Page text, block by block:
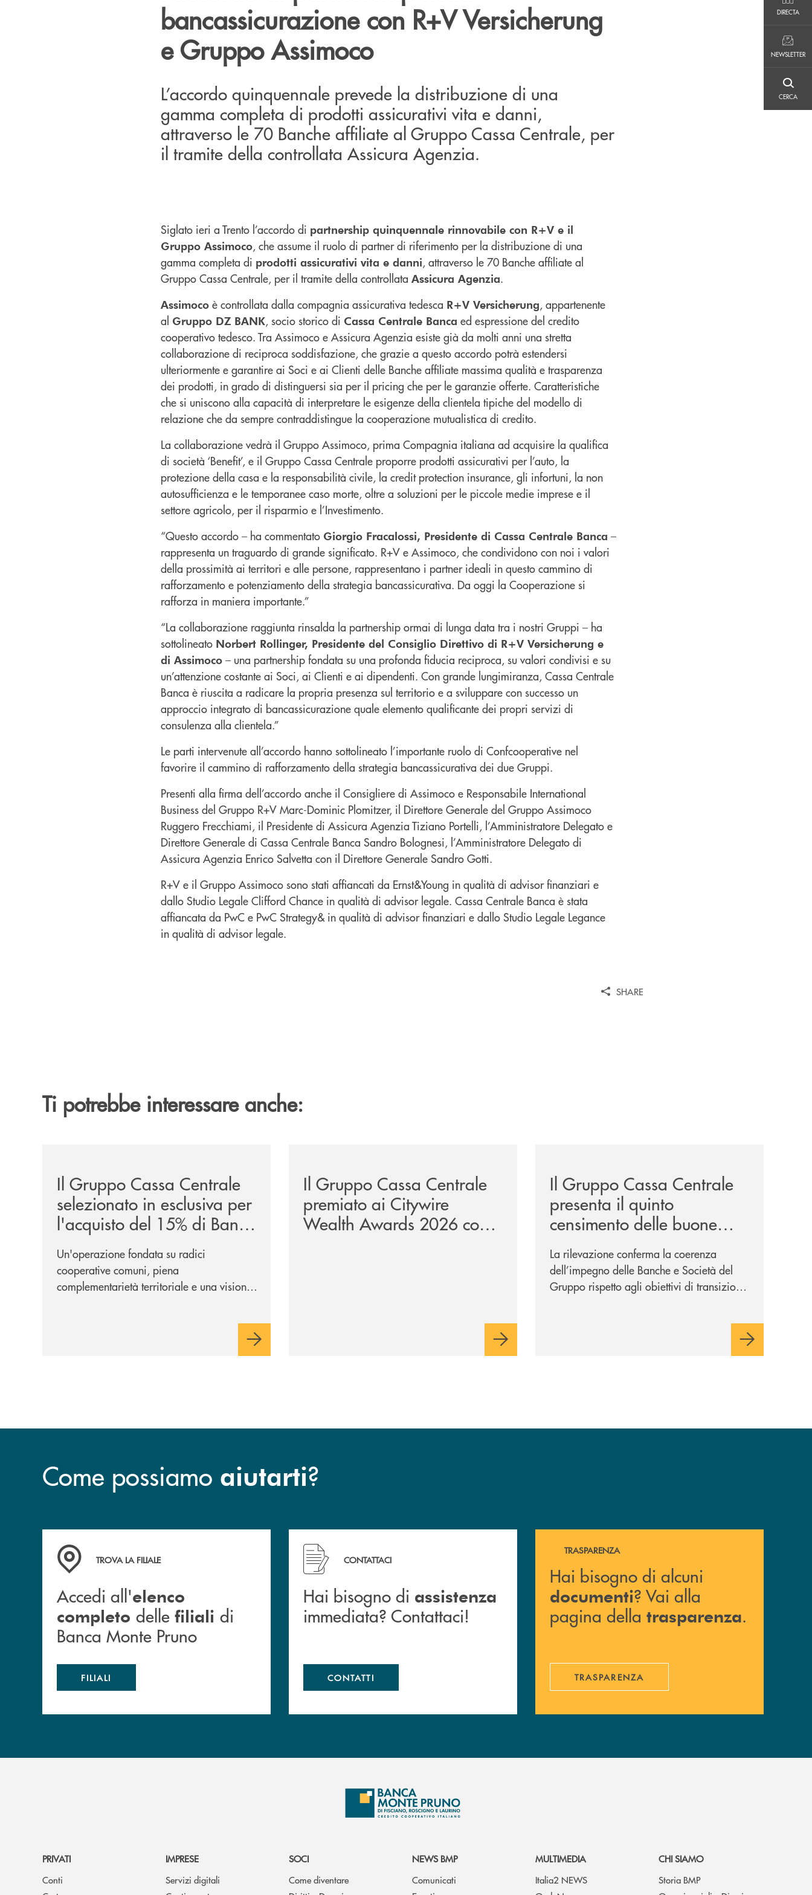
DIRECTA
NEWSLETTER
CERCA
bancassicurazione con R+V Versicherung
e Gruppo Assimoco
L’accordo quinquennale prevede la distribuzione di una
gamma completa di prodotti assicurativi vita e danni,
attraverso le 70 Banche affiliate al Gruppo Cassa Centrale, per
il tramite della controllata Assicura Agenzia.
Siglato ieri a Trento l’accordo di partnership quinquennale rinnovabile con R+V e il
Gruppo Assimoco, che assume il ruolo di partner di riferimento per la distribuzione di una
gamma completa di prodotti assicurativi vita e danni, attraverso le 70 Banche affiliate al
Gruppo Cassa Centrale, per il tramite della controllata Assicura Agenzia.
Assimoco è controllata dalla compagnia assicurativa tedesca R+V Versicherung, appartenente
al Gruppo DZ BANK, socio storico di Cassa Centrale Banca ed espressione del credito
cooperativo tedesco. Tra Assimoco e Assicura Agenzia esiste già da molti anni una stretta
collaborazione di reciproca soddisfazione, che grazie a questo accordo potrà estendersi
ulteriormente e garantire ai Soci e ai Clienti delle Banche affiliate massima qualità e trasparenza
dei prodotti, in grado di distinguersi sia per il pricing che per le garanzie offerte. Caratteristiche
che si uniscono alla capacità di interpretare le esigenze della clientela tipiche del modello di
relazione che da sempre contraddistingue la cooperazione mutualistica di credito.
La collaborazione vedrà il Gruppo Assimoco, prima Compagnia italiana ad acquisire la qualifica
di società ‘Benefit’, e il Gruppo Cassa Centrale proporre prodotti assicurativi per l’auto, la
protezione della casa e la responsabilità civile, la credit protection insurance, gli infortuni, la non
autosufficienza e le temporanee caso morte, oltre a soluzioni per le piccole medie imprese e il
settore agricolo, per il risparmio e l’Investimento.
“Questo accordo – ha commentato Giorgio Fracalossi, Presidente di Cassa Centrale Banca –
rappresenta un traguardo di grande significato. R+V e Assimoco, che condividono con noi i valori
della prossimità ai territori e alle persone, rappresentano i partner ideali in questo cammino di
rafforzamento e potenziamento della strategia bancassicurativa. Da oggi la Cooperazione si
rafforza in maniera importante.”
“La collaborazione raggiunta rinsalda la partnership ormai di lunga data tra i nostri Gruppi – ha
sottolineato Norbert Rollinger, Presidente del Consiglio Direttivo di R+V Versicherung e
di Assimoco – una partnership fondata su una profonda fiducia reciproca, su valori condivisi e su
un’attenzione costante ai Soci, ai Clienti e ai dipendenti. Con grande lungimiranza, Cassa Centrale
Banca è riuscita a radicare la propria presenza sul territorio e a sviluppare con successo un
approccio integrato di bancassicurazione quale elemento qualificante dei propri servizi di
consulenza alla clientela.”
Le parti intervenute all’accordo hanno sottolineato l’importante ruolo di Confcooperative nel
favorire il cammino di rafforzamento della strategia bancassicurativa dei due Gruppi.
Presenti alla firma dell’accordo anche il Consigliere di Assimoco e Responsabile International
Business del Gruppo R+V Marc-Dominic Plomitzer, il Direttore Generale del Gruppo Assimoco
Ruggero Frecchiami, il Presidente di Assicura Agenzia Tiziano Portelli, l’Amministratore Delegato e
Direttore Generale di Cassa Centrale Banca Sandro Bolognesi, l’Amministratore Delegato di
Assicura Agenzia Enrico Salvetta con il Direttore Generale Sandro Gotti.
R+V e il Gruppo Assimoco sono stati affiancati da Ernst&Young in qualità di advisor finanziari e
dallo Studio Legale Clifford Chance in qualità di advisor legale. Cassa Centrale Banca è stata
affiancata da PwC e PwC Strategy& in qualità di advisor finanziari e dallo Studio Legale Legance
in qualità di advisor legale.
SHARE
Ti potrebbe interessare anche:
Il Gruppo Cassa Centrale
selezionato in esclusiva per
l'acquisto del 15% di Banca
Cambiano 1884
Un'operazione fondata su radici
cooperative comuni, piena
complementarietà territoriale e una visione
Il Gruppo Cassa Centrale
premiato ai Citywire
Wealth Awards 2026 come
Il Gruppo Cassa Centrale
presenta il quinto
censimento delle buone
pratiche: focus su
ambiente, giovani ed
economia sociale
La rilevazione conferma la coerenza
dell’impegno delle Banche e Società del
Gruppo rispetto agli obiettivi di transizione
Come possiamo aiutarti?
Accedi all' elenco completo&nbsp; delle&nbsp; filiali&nbsp; di Banca Monte Pruno
TROVA LA FILIALE
Accedi all'elenco
completo delle filiali di
Banca Monte Pruno
FILIALI
Hai bisogno di assistenza immediata? Contattaci!
CONTATTACI
Hai bisogno di assistenza
immediata? Contattaci!
CONTATTI
Hai bisogno di alcuni documenti ? Vai alla pagina della
TRASPARENZA
Hai bisogno di alcuni
documenti? Vai alla
pagina della trasparenza.
TRASPARENZA
PRIVATI
Conti
IMPRESE
Servizi digitali
SOCI
Come diventare
NEWS BMP
Comunicati
MULTIMEDIA
Italia2 NEWS
CHI SIAMO
Storia BMP